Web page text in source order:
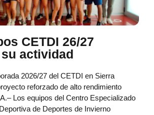
CETDI 26/27
actividad
2026/27 del CETDI en Sierra
reforzado de alto rendimiento
Los equipos del Centro Especializado
de Deportes de Invierno